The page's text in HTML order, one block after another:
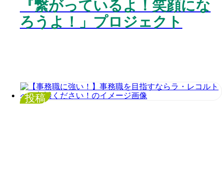
『繋がっているよ！笑顔にな
ろうよ！」プロジェクト
投稿